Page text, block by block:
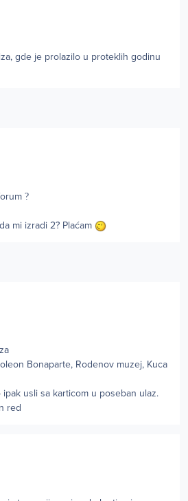
gde je prolazilo u proteklih godinu
?
mi izradi 2? Plaćam
Bonaparte, Rodenov muzej, Kuca
usli sa karticom u poseban ulaz.
red